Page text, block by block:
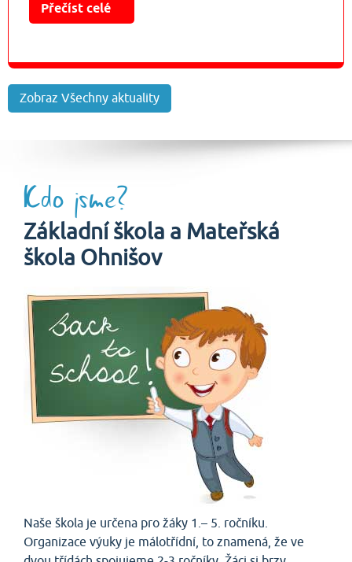
Přečíst celé
Zobraz Všechny aktuality
Kdo jsme?
Základní škola a Mateřská
škola Ohnišov
Naše škola je určena pro žáky 1.– 5. ročníku.
Organizace výuky je málotřídní, to znamená, že ve